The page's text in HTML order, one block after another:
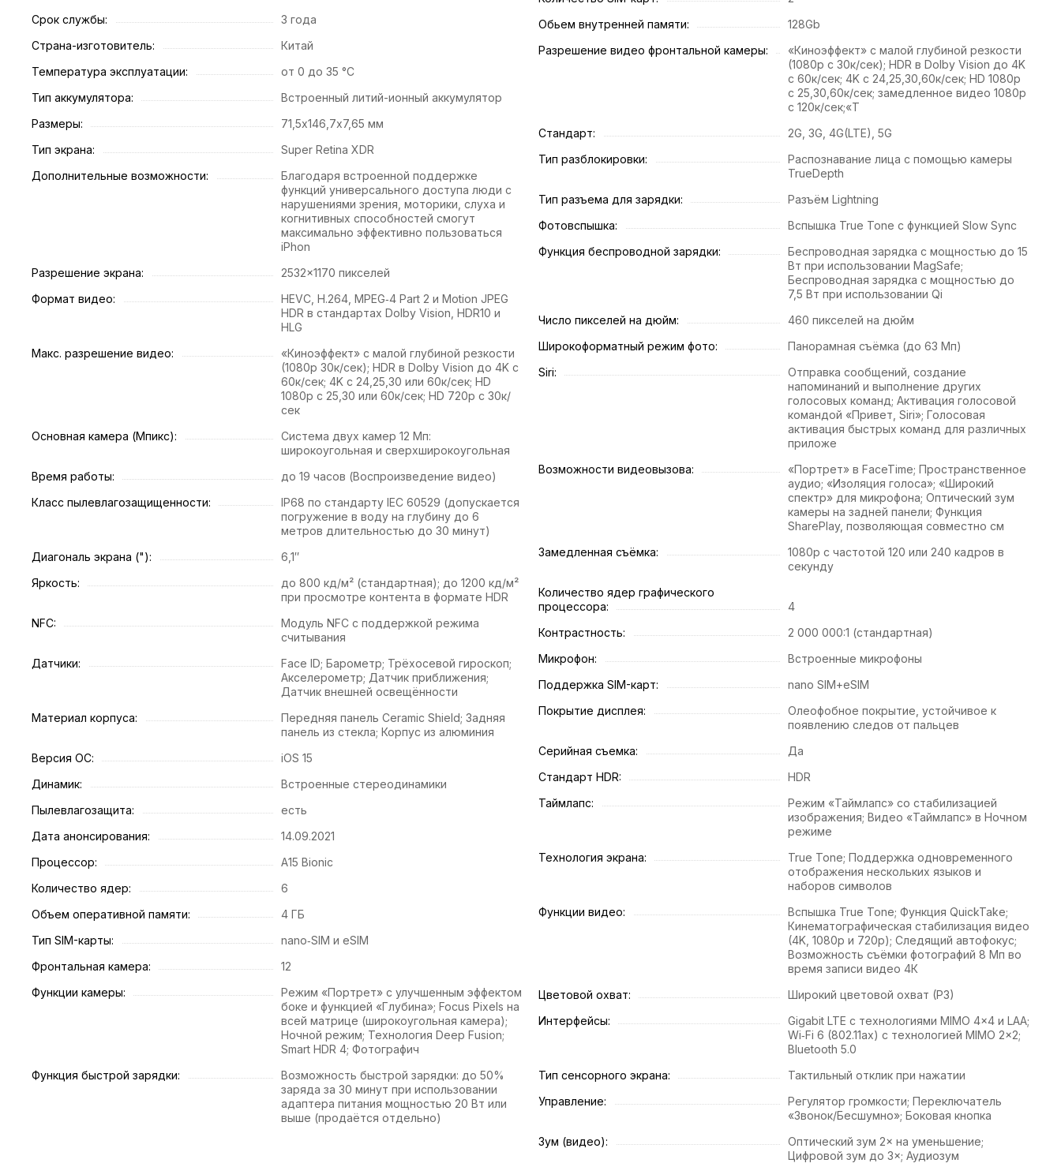
Срок службы:
3 года
Страна-изготовитель:
Китай
Температура эксплуатации:
от 0 до 35 °C
Тип аккумулятора:
Встроенный литий-ионный аккумулятор
Размеры:
71,5х146,7х7,65 мм
Тип экрана:
Super Retina XDR
Дополнительные возможности:
Благодаря встроенной поддержке
функций универсального доступа люди с
нарушениями зрения, моторики, слуха и
когнитивных способностей смогут
максимально эффективно пользоваться
iPhon
Разрешение экрана:
2532×1170 пикселей
Формат видео:
HEVC, H.264, MPEG‑4 Part 2 и Motion JPEG
HDR в стандартах Dolby Vision, HDR10 и
HLG
Макс. разрешение видео:
«Киноэффект» с малой глубиной резкости
(1080p 30к/сек); HDR в Dolby Vision до 4K с
60к/сек; 4K с 24,25,30 или 60к/сек; HD
1080p с 25,30 или 60к/сек; HD 720p с 30к/
сек
Основная камера (Мпикс):
Система двух камер 12 Мп:
широкоугольная и сверхширокоугольная
Время работы:
до 19 часов (Воспроизве­дение видео)
Класс пылевлагозащищенности:
IP68 по стандарту IEC 60529 (допускается
погружение в воду на глубину до 6
метров длительностью до 30 минут)
Диагональ экрана ("):
6,1″
Яркость:
до 800 кд/м² (стандартная); до 1200 кд/м²
при просмотре контента в формате HDR
NFC:
Модуль NFC с поддержкой режима
считывания
Датчики:
Face ID; Барометр; Трёхосевой гироскоп;
Акселерометр; Датчик приближения;
Датчик внешней освещённости
Материал корпуса:
Передняя панель Ceramic Shield; Задняя
панель из стекла; Корпус из алюминия
Версия ОС:
iOS 15
Динамик:
Встроенные стереодинамики
Пылевлагозащита:
есть
Дата анонсирования:
14.09.2021
Процессор:
A15 Bionic
Количество ядер:
6
Объем оперативной памяти:
4 ГБ
Тип SIM-карты:
nano‑SIM и eSIM
Фронтальная камера:
12
Функции камеры:
Режим «Портрет» с улучшенным эффектом
боке и функцией «Глубина»; Focus Pixels на
всей матрице (широкоугольная камера);
Ночной режим; Технология Deep Fusion;
Smart HDR 4; Фотографич
Функция быстрой зарядки:
Возможность быстрой зарядки: до 50%
заряда за 30 минут при использовании
адаптера питания мощностью 20 Вт или
выше (продаётся отдельно)
Обьем внутренней памяти:
128Gb
Разрешение видео фронтальной камеры:
«Киноэффект» с малой глубиной резкости
(1080p с 30к/сек); HDR в Dolby Vision до 4K
с 60к/сек; 4K с 24,25,30,60к/сек; HD 1080p
с 25,30,60к/сек; замедленное видео 1080р
с 120к/сек;«Т
Стандарт:
2G, 3G, 4G(LTE), 5G
Тип разблокировки:
Распознавание лица с помощью камеры
TrueDepth
Тип разъема для зарядки:
Разъём Lightning
Фотовспышка:
Вспышка True Tone с функцией Slow Sync
Функция беспроводной зарядки:
Беспроводная зарядка с мощностью до 15
Вт при использовании MagSafe;
Беспроводная зарядка с мощностью до
7,5 Вт при использовании Qi
Число пикселей на дюйм:
460 пикселей на дюйм
Широкоформатный режим фото:
Панорамная съёмка (до 63 Мп)
Siri:
Отправка сообщений, создание
напоминаний и выполнение других
голосовых команд; Активация голосовой
командой «Привет, Siri»; Голосовая
активация быстрых команд для различных
приложе
Возможности видеовызова:
«Портрет» в FaceTime; Пространственное
аудио; «Изоляция голоса»; «Широкий
спектр» для микрофона; Оптический зум
камеры на задней панели; Функция
SharePlay, позволяющая совместно см
Замедленная съёмка:
1080р с частотой 120 или 240 кадров в
секунду
Количество ядер графического
процессора:
4
Контрастность:
2 000 000:1 (стандартная)
Микрофон:
Встроенные микрофоны
Поддержка SIM-карт:
nano SIM+eSIM
Покрытие дисплея:
Олеофобное покрытие, устойчивое к
появлению следов от пальцев
Серийная съемка:
Да
Стандарт HDR:
HDR
Таймлапс:
Режим «Таймлапс» со стабилизацией
изображения; Видео «Таймлапс» в Ночном
режиме
Технология экрана:
True Tone; Поддержка одновременного
отображения нескольких языков и
наборов символов
Функции видео:
Вспышка True Tone; Функция QuickTake;
Кинематографическая стабилизация видео
(4K, 1080p и 720p); Следящий автофокус;
Возможность съёмки фотографий 8 Мп во
время записи видео 4К
Цветовой охват:
Широкий цветовой охват (P3)
Интерфейсы:
Gigabit LTE с технологиями MIMO 4×4 и LAA;
Wi‑Fi 6 (802.11ax) с технологией MIMO 2×2;
Bluetooth 5.0
Тип сенсорного экрана:
Тактильный отклик при нажатии
Управление:
Регулятор громкости; Переклю­чатель
«Звонок/Бесшумно»; Боковая кнопка
Зум (видео):
Оптический зум 2× на уменьшение;
Цифровой зум до 3×; Аудиозум